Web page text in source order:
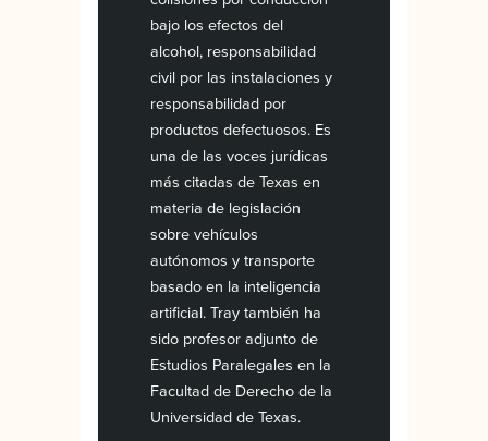
bajo los efectos del
alcohol, responsabilidad
civil por las instalaciones y
responsabilidad por
productos defectuosos. Es
una de las voces jurídicas
más citadas de Texas en
materia de legislación
sobre vehículos
autónomos y transporte
basado en la inteligencia
artificial. Tray también ha
sido profesor adjunto de
Estudios Paralegales en la
Facultad de Derecho de la
Universidad de Texas.